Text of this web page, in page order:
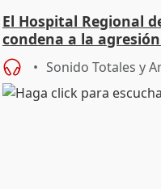
El Hospital Regional
condena a la
Urgencias
Sonido Totales y